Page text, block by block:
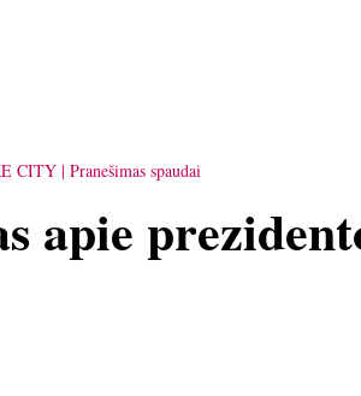
CITY Pranešimas spaudai
apie